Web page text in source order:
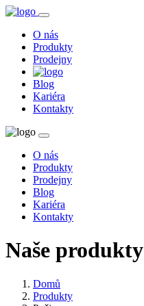
O nás
Produkty
Prodejny
Blog
Kariéra
Kontakty
O nás
Produkty
Prodejny
Blog
Kariéra
Kontakty
Naše produkty
Domů
Produkty